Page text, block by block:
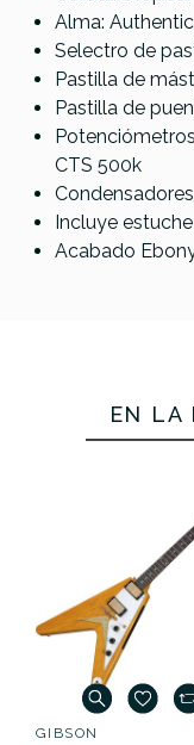
Alma:
Selectro de
Pastilla de
Pastilla de
CTS 500k
Incluye
Acabado
EN LA
GIBSON